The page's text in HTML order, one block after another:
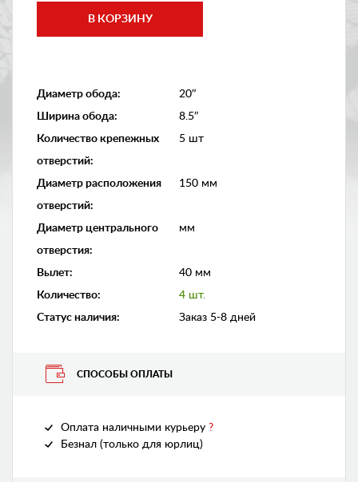
Диаметр обода:
20″
Ширина обода:
8.5″
Количество крепежных
отверстий:
5 шт
Диаметр расположения
отверстий:
150 мм
Диаметр центрального
отверстия:
мм
Вылет:
40 мм
Количество:
4 шт.
Статус наличия: Заказ 5-8 дней
СПОСОБЫ ОПЛАТЫ
Оплата наличными курьеру ?
Безнал (только для юрлиц)